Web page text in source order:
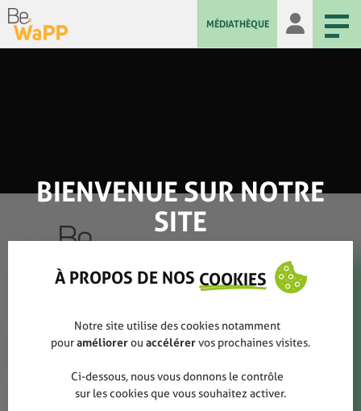
MÉDIATHÈQUE
Rapports annuels
Presse
BIENVENUE SUR NOTRE
SITE
À PROPOS DE NOS COOKIES
Notre site utilise des cookies notamment
pouraméliorerou accélérervos prochaines visites.
Ci-dessous, nous vous donnons le contrôle
sur les cookies que vous souhaitez activer.